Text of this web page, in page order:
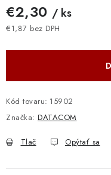
ZNAČKY
Formuláre na stiahnutie
€2,30 / ks
€1,87 bez DPH
Kód tovaru: 15902
Značka: DATACOM
Tlač Opýtať sa